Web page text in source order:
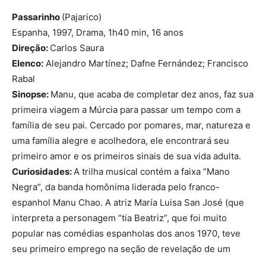
Passarinho (Pajarico)
Espanha, 1997, Drama, 1h40 min, 16 anos
Direção: Carlos Saura
Elenco: Alejandro Martínez; Dafne Fernández; Francisco
Rabal
Sinopse: Manu, que acaba de completar dez anos, faz sua
primeira viagem a Múrcia para passar um tempo com a
família de seu pai. Cercado por pomares, mar, natureza e
uma família alegre e acolhedora, ele encontrará seu
primeiro amor e os primeiros sinais de sua vida adulta.
Curiosidades: A trilha musical contém a faixa “Mano
Negra”, da banda homônima liderada pelo franco-
espanhol Manu Chao. A atriz María Luisa San José (que
interpreta a personagem “tia Beatriz”, que foi muito
popular nas comédias espanholas dos anos 1970, teve
seu primeiro emprego na seção de revelação de um